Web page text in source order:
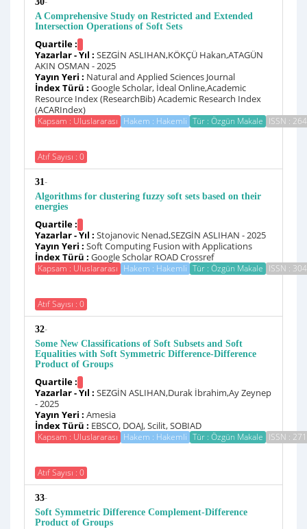
A Comprehensive Study on Restricted and Extended
Intersection Operations of Soft Sets
Quartile :
Yazarlar - Yıl : SEZGİN ASLIHAN,KÖKÇÜ Hakan,ATAGÜN
AKIN OSMAN - 2025
Yayın Yeri : Natural and Applied Sciences Journal
İndex Türü : Google Scholar, İdeal Online,Academic
Resource Index (ResearchBib) Academic Research Index
(ACARIndex)
Kapsam : Uluslararası Hakem : Hakemli Tür : Özgün Makale ISSN :
Atıf Sayısı : 0
31-
Algorithms for clustering fuzzy soft sets based on their
energies
Quartile :
Yazarlar - Yıl : Stojanovic Nenad,SEZGİN ASLIHAN - 2025
Yayın Yeri : Soft Computing Fusion with Applications
İndex Türü : Google Scholar ROAD Crossref
Kapsam : Uluslararası Hakem : Hakemli Tür : Özgün Makale ISSN :
Atıf Sayısı : 0
32-
Some New Classifications of Soft Subsets and Soft
Equalities with Soft Symmetric Difference-Difference
Product of Groups
Quartile :
Yazarlar - Yıl : SEZGİN ASLIHAN,Durak İbrahim,Ay Zeynep
- 2025
Yayın Yeri : Amesia
İndex Türü : EBSCO, DOAJ, Scilit, SOBIAD
Kapsam : Uluslararası Hakem : Hakemli Tür : Özgün Makale ISSN :
Atıf Sayısı : 0
33-
Soft Symmetric Difference Complement-Difference
Product of Groups